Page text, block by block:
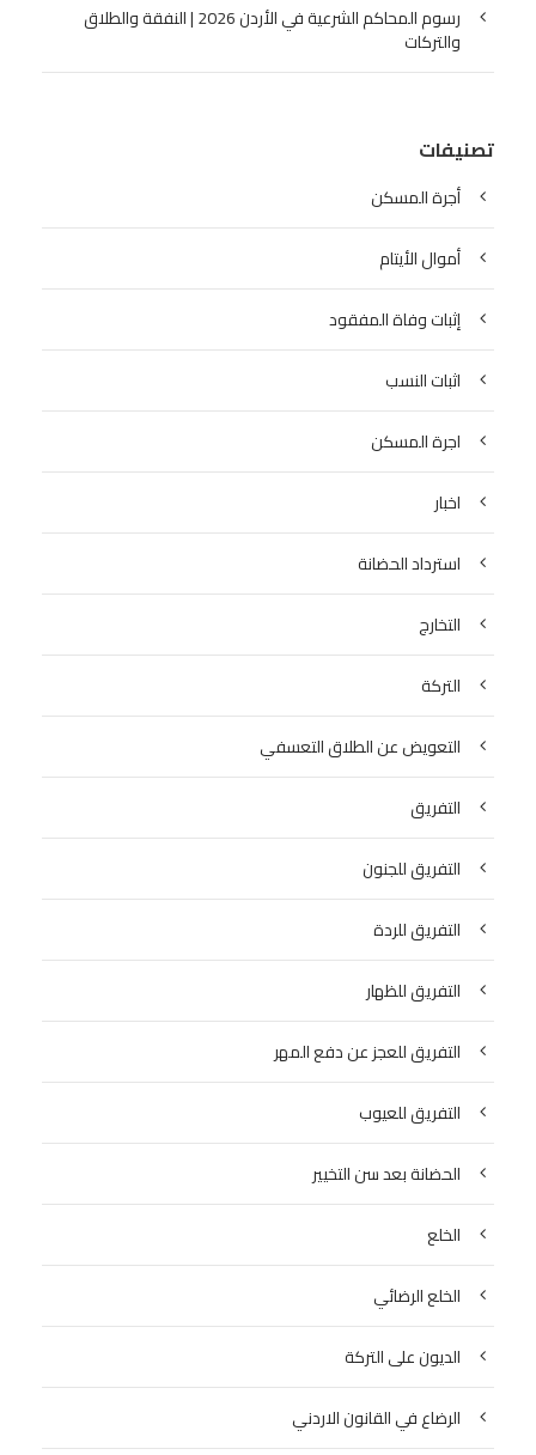
رسوم المحاكم الشرعية في الأردن 2026 | النفقة والطلاق
والتركات
تصنيفات
أجرة المسكن
أموال الأيتام
إثبات وفاة المفقود
اثبات النسب
اجرة المسكن
اخبار
استرداد الحضانة
التخارج
التركة
التعويض عن الطلاق التعسفي
التفريق
التفريق للجنون
التفريق للردة
التفريق للظهار
التفريق للعجز عن دفع المهر
التفريق للعيوب
الحضانة بعد سن التخيير
الخلع
الخلع الرضائي
الديون على التركة
الرضاع في القانون الاردني